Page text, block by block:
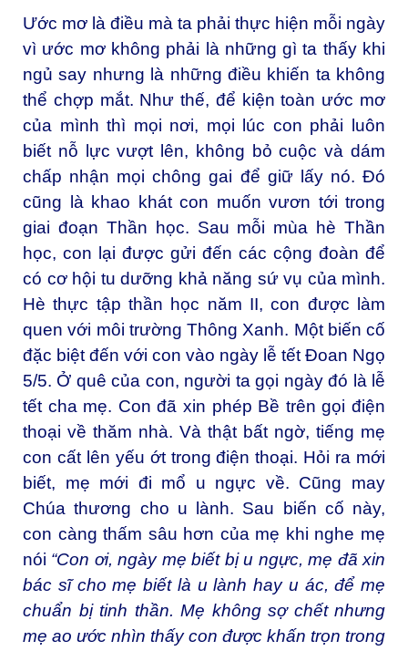
Ước mơ là điều mà ta phải thực hiện mỗi ngày
vì ước mơ không phải là những gì ta thấy khi
ngủ say nhưng là những điều khiến ta không
thể chợp mắt. Như thế, để kiện toàn ước mơ
của mình thì mọi nơi, mọi lúc con phải luôn
biết nỗ lực vượt lên, không bỏ cuộc và dám
chấp nhận mọi chông gai để giữ lấy nó. Đó
cũng là khao khát con muốn vươn tới trong
giai đoạn Thần học. Sau mỗi mùa hè Thần
học, con lại được gửi đến các cộng đoàn để
có cơ hội tu dưỡng khả năng sứ vụ của mình.
Hè thực tập thần học năm II, con được làm
quen với môi trường Thông Xanh. Một biến cố
đặc biệt đến với con vào ngày lễ tết Đoan Ngọ
5/5. Ở quê của con, người ta gọi ngày đó là lễ
tết cha mẹ. Con đã xin phép Bề trên gọi điện
thoại về thăm nhà. Và thật bất ngờ, tiếng mẹ
con cất lên yếu ớt trong điện thoại. Hỏi ra mới
biết, mẹ mới đi mổ u ngực về. Cũng may
Chúa thương cho u lành. Sau biến cố này,
con càng thấm sâu hơn của mẹ khi nghe mẹ
nói “Con ơi, ngày mẹ biết bị u ngực, mẹ đã xin
bác sĩ cho mẹ biết là u lành hay u ác, để mẹ
chuẩn bị tinh thần. Mẹ không sợ chết nhưng
mẹ ao ước nhìn thấy con được khấn trọn trong